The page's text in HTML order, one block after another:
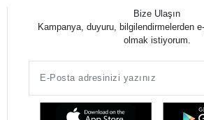
Bize Ulaşın
Kampanya, duyuru, bilgilendirmelerden
olmak istiyorum.